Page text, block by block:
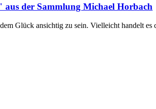
aus der Sammlung Michael Horbach
Glück ansichtig zu sein. Vielleicht handelt